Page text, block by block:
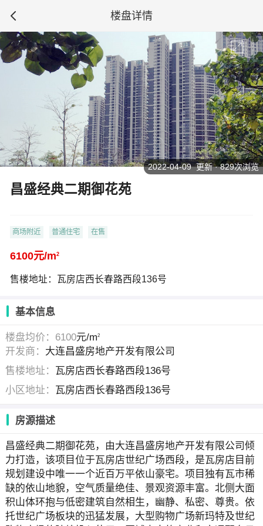
楼盘详情
昌盛经典二期御花苑
商场附近 普通住宅 在售
6100元/m2
售楼地址：瓦房店西长春路西段136号
2022-04-09 更新 · 829次浏览
基本信息
楼盘均价：6100元/m2
开发商： 大连昌盛房地产开发有限公司
售楼地址： 瓦房店西长春路西段136号
小区地址： 瓦房店西长春路西段136号
房源描述
昌盛经典二期御花苑，由大连昌盛房地产开发有限公司倾
力打造，该项目位于瓦房店世纪广场西段，是瓦房店目前
规划建设中唯一一个近百万平依山豪宅。项目独有瓦市稀
缺的依山地貌，空气质量绝佳、景观资源丰富。北侧大面
积山体环抱与低密建筑自然相生，幽静、私密、尊贵。依
托世纪广场板块的迅猛发展，大型购物广场新玛特及世纪